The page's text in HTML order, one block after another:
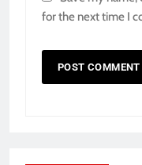
for the next time I